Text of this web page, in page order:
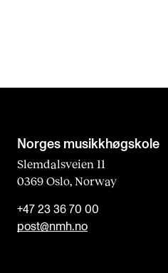
Norges musikk­høgskole
Slemdalsveien 11
0369 Oslo, Norway
+47 23 36 70 00
post@nmh.no